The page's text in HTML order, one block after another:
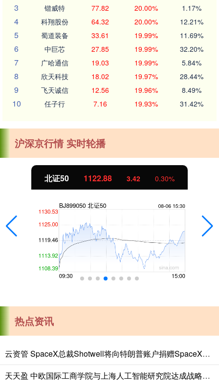
3 锴威特 77.82 20.00% 1.17%
4 科翔股份 64.32 20.00% 12.21%
5 蜀道装备 33.61 19.99% 11.69%
6 中巨芯 27.85 19.99% 32.20%
7 广哈通信 19.03 19.99% 5.84%
8 欣天科技 18.02 19.97% 28.44%
9 飞天诚信 12.56 19.96% 8.49%
10 任子行 7.16 19.93% 31.42%
沪深京行情 实时轮播
北证50 1122.88 3.42 0.30%
热点资讯
云资管 SpaceX总裁Shotwell将向特朗普账户捐赠SpaceX股票
天天盈 中欧国际工商学院与上海人工智能研究院达成战略合作